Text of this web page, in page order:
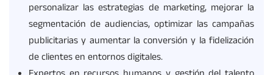
personalizar las estrategias de marketing, mejorar la
segmentación de audiencias, optimizar las campañas
publicitarias y aumentar la conversión y la fidelización
de clientes en entornos digitales.